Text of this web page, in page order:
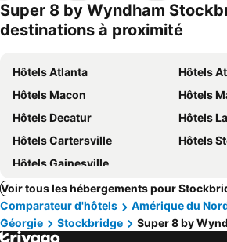
Super 8 by Wyndham
destinations à proximité
Hôtels Atlanta
Hôtels
Hôtels Macon
Hôtels
Hôtels Decatur
Hôtels
Hôtels Cartersville
Hôtels
Hôtels Gainesville
Voir tous les hébergements pour
Comparateur d'hôtels
Amérique du
Géorgie
Stockbridge Super 8 by